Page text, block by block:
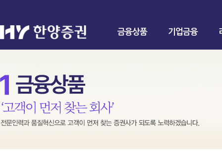
금융상품 기업금융